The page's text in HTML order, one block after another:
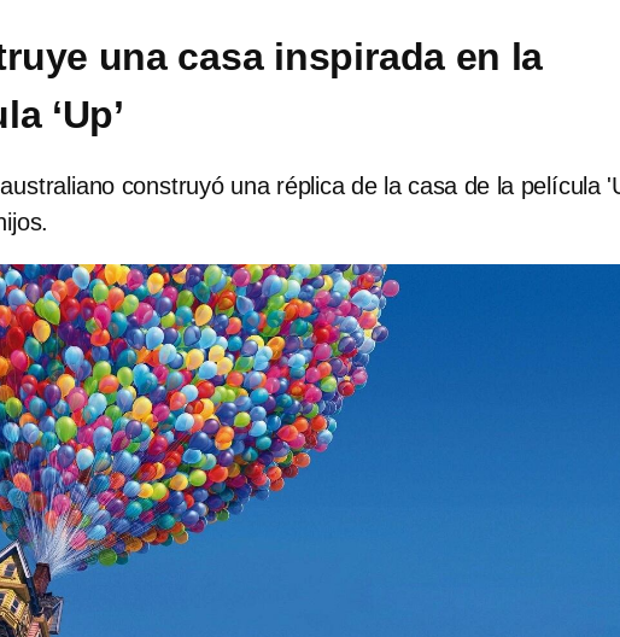
una casa inspirada en la
‘Up’
construyó una réplica de la casa de la película